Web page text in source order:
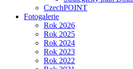
CzechPOINT
Fotogalerie
Rok 2026
Rok 2025
Rok 2024
Rok 2023
Rok 2022